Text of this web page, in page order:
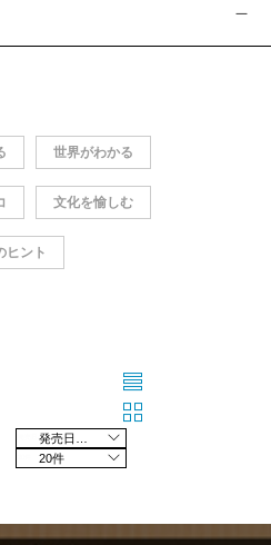
世界がわかる
文化を愉しむ
ヒント
20件